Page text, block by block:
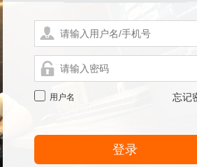
用户名 忘记
登录